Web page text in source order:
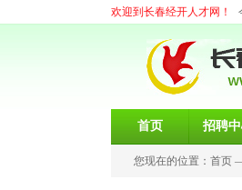
欢迎到长春经开人才网！
首页 招聘
您现在的位置： 首页